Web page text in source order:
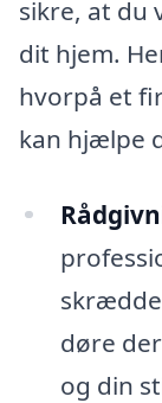
sikre, at du
dit hjem.
hvorpå et
kan hjælpe
døre
og din